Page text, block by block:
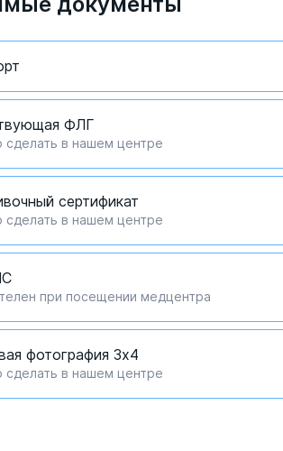
ФЛГ
сделать в нашем центре
сертификат
сделать в нашем центре
при посещении медцентра
фотография 3х4
сделать в нашем центре